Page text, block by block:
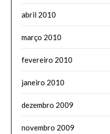
abril 2010
março 2010
fevereiro 2010
janeiro 2010
dezembro 2009
novembro 2009